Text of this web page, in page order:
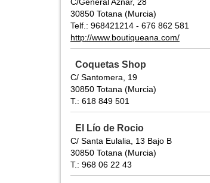
30850 Totana (Murcia)
Telf.: 968421214 - 676 862 581
http://www.boutiqueana.com/
Coquetas Shop
C/ Santomera, 19
30850 Totana (Murcia)
T.: 618 849 501
El Lío de Rocio
C/ Santa Eulalia, 13 Bajo B
30850 Totana (Murcia)
T.: 968 06 22 43